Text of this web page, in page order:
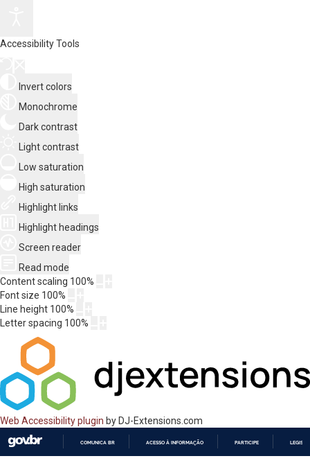
Accessibility Tools
Invert colors
Monochrome
Dark contrast
Light contrast
Low saturation
High saturation
Highlight links
Highlight headings
Screen reader
Read mode
Content scaling 100%
Font size 100%
Line height 100%
Letter spacing 100%
Web Accessibility plugin by DJ-Extensions.com
COMUNICA BR ACESSO À INFORMAÇÃO PARTICIPE